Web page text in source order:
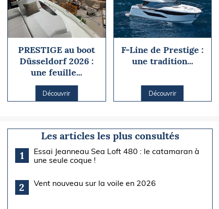
PRESTIGE au boot
Düsseldorf 2026 :
une feuille...
Découvrir
F-Line de Prestige :
une tradition...
Découvrir
Les articles les plus consultés
1
Essai Jeanneau Sea Loft 480 : le catamaran à
une seule coque !
2 Vent nouveau sur la voile en 2026